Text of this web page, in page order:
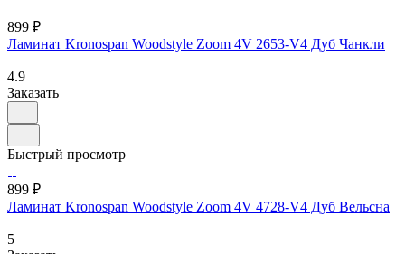
899 ₽
Ламинат Kronospan Woodstyle Zoom 4V 2653-V4 Дуб Чанкли
4.9
Заказать
Быстрый просмотр
899 ₽
Ламинат Kronospan Woodstyle Zoom 4V 4728-V4 Дуб Вельсна
5